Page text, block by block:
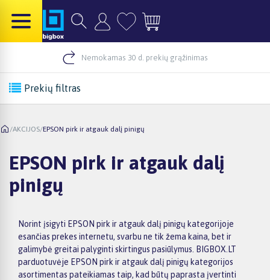
Nemokamas 30 d. prekių grąžinimas
Prekių filtras
/AKCIJOS/EPSON pirk ir atgauk dalį pinigų
EPSON pirk ir atgauk dalį
pinigų
Norint įsigyti EPSON pirk ir atgauk dalį pinigų kategorijoje
esančias prekes internetu, svarbu ne tik žema kaina, bet ir
galimybė greitai palyginti skirtingus pasiūlymus. BIGBOX.LT
parduotuvėje EPSON pirk ir atgauk dalį pinigų kategorijos
asortimentas pateikiamas taip, kad būtų paprasta įvertinti